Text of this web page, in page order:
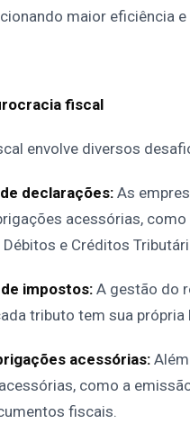
maior eficiência
fiscal
envolve diversos
declarações:As
acessórias,
e Créditos
impostos: A gestão do
tributo tem sua
acessórias:
como a
fiscais.